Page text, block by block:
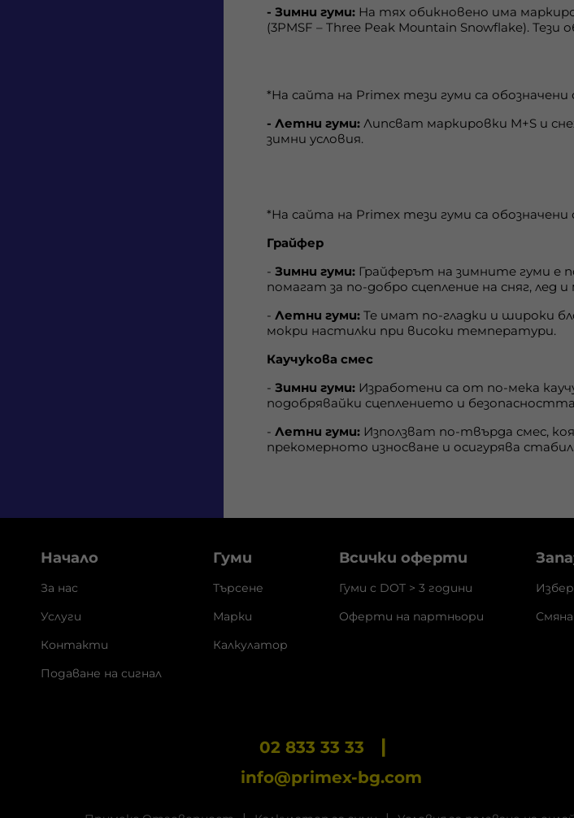
- Зимни гуми: На тях обикновено има
(3PMSF – Three Peak Mountain Snowflake).
*На сайта на Primex тези гуми са обозначени
- Летни гуми: Липсват маркировки M+S и
зимни условия.
*На сайта на Primex тези гуми са обозначени
Грайфер
- Зимни гуми: Грайферът на зимните гуми е
помагат за по-добро сцепление на сняг, лед
- Летни гуми: Те имат по-гладки и широки
мокри настилки при високи температури.
Каучукова смес
- Зимни гуми: Изработени са от по-мека
подобрявайки сцеплението и
- Летни гуми: Използват по-твърда смес,
прекомерното износване и осигурява
Начало
За нас
Услуги
Контакти
Подаване на сигнал
Гуми
Търсене
Марки
Калкулатор
Всички оферти
Гуми с DOT > 3 години
Оферти на партньори
02 833 33 33
info@primex-bg.com